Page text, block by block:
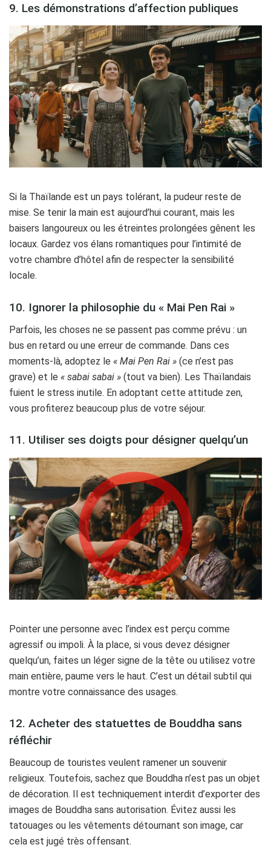
9. Les démonstrations d’affection publiques
Si la Thaïlande est un pays tolérant, la pudeur reste de
mise. Se tenir la main est aujourd’hui courant, mais les
baisers langoureux ou les étreintes prolongées gênent les
locaux. Gardez vos élans romantiques pour l’intimité de
votre chambre d’hôtel afin de respecter la sensibilité
locale.
10. Ignorer la philosophie du « Mai Pen Rai »
Parfois, les choses ne se passent pas comme prévu : un
bus en retard ou une erreur de commande. Dans ces
moments-là, adoptez le « Mai Pen Rai » (ce n’est pas
grave) et le « sabai sabai » (tout va bien). Les Thaïlandais
fuient le stress inutile. En adoptant cette attitude zen,
vous profiterez beaucoup plus de votre séjour.
11. Utiliser ses doigts pour désigner quelqu’un
Pointer une personne avec l’index est perçu comme
agressif ou impoli. À la place, si vous devez désigner
quelqu’un, faites un léger signe de la tête ou utilisez votre
main entière, paume vers le haut. C’est un détail subtil qui
montre votre connaissance des usages.
12. Acheter des statuettes de Bouddha sans
réfléchir
Beaucoup de touristes veulent ramener un souvenir
religieux. Toutefois, sachez que Bouddha n’est pas un objet
de décoration. Il est techniquement interdit d’exporter des
images de Bouddha sans autorisation. Évitez aussi les
tatouages ou les vêtements détournant son image, car
cela est jugé très offensant.